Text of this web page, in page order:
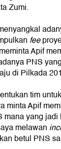
Zumi.
fee
Apif
PNS
di Pilkada
tim
minta Apif
mana yang
melawan
betul PNS